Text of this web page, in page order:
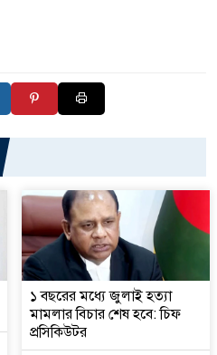
১ বছরের মধ্যে জুলাই হত্যা
মামলার বিচার শেষ হবে: চিফ
প্রসিকিউটর